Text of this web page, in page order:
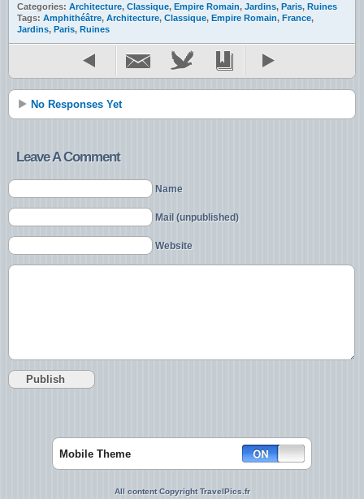
Categories: Architecture, Classique, Empire Romain, Jardins, Paris, Ruines
Tags: Amphithéâtre, Architecture, Classique, Empire Romain, France,
Jardins, Paris, Ruines
No Responses Yet
Leave A Comment
Name
Mail (unpublished)
Website
Mobile Theme
All content Copyright TravelPics.fr